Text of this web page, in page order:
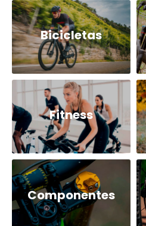
Bicicletas
Fitness
Componentes